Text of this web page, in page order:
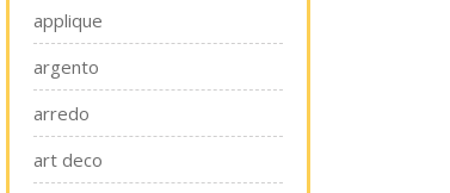
applique
argento
arredo
art deco